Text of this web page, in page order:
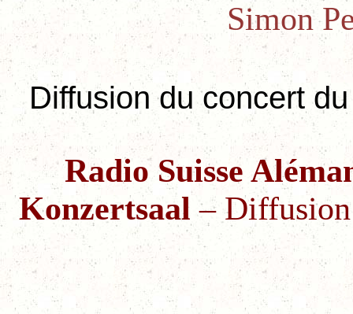
Simon
Diffusion du concert
Radio Suisse
Konzertsaal –